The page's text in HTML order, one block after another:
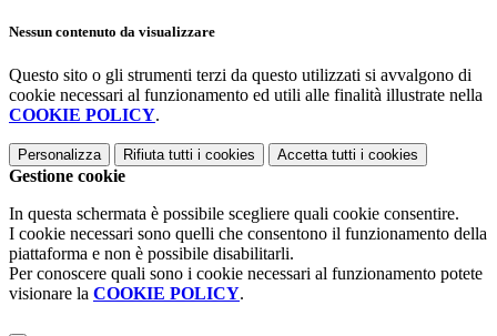
Nessun contenuto da visualizzare
Questo sito o gli strumenti terzi da questo utilizzati si avvalgono di
cookie necessari al funzionamento ed utili alle finalità illustrate nella
COOKIE POLICY.
Personalizza Rifiuta tutti i cookies Accetta tutti i cookies
Gestione cookie
In questa schermata è possibile scegliere quali cookie consentire.
I cookie necessari sono quelli che consentono il funzionamento della
piattaforma e non è possibile disabilitarli.
Per conoscere quali sono i cookie necessari al funzionamento potete
visionare la COOKIE POLICY.